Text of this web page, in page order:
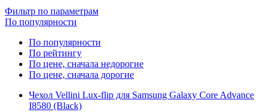
Фильтр по параметрам
По популярности
По популярности
По рейтингу
По цене, сначала недорогие
По цене, сначала дорогие
Чехол Vellini Lux-flip для Samsung Galaxy Core Advance
I8580 (Black)